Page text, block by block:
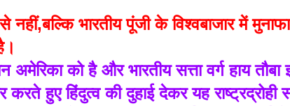
भारतीय पूंजी के विश्वबाजार में
को है और भारतीय सत्ता वर्ग हाय तौबा
हुए हिंदुत्व की दुहाई देकर यह राष्ट्रद्रोही